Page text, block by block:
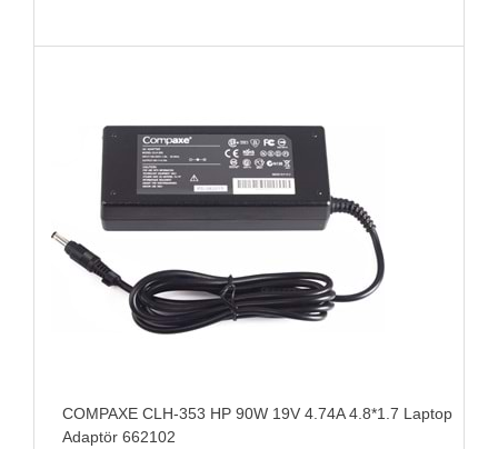
COMPAXE CLH-353 HP 90W 19V 4.74A 4.8*1.7 Laptop
Adaptör 662102